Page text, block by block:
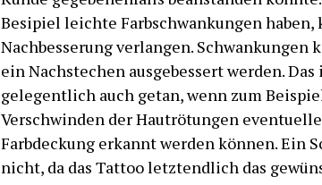
Besipiel leichte Farbschwankungen
Nachbesserung verlangen.
ein Nachstechen ausgebessert werden.
gelegentlich auch getan, wenn zum
Verschwinden der Hautrötungen
Farbdeckung erkannt werden können. Ein
nicht, da das Tattoo letztendlich das